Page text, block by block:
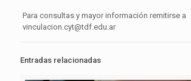
Para consultas y mayor información remitirse a
vinculacion.cyt@tdf.edu.ar
Entradas relacionadas